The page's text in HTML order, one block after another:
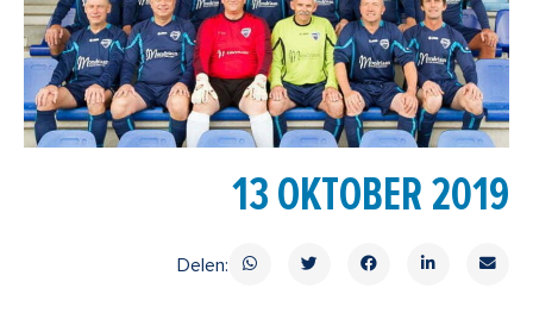
13 OKTOBER 2019
Delen: